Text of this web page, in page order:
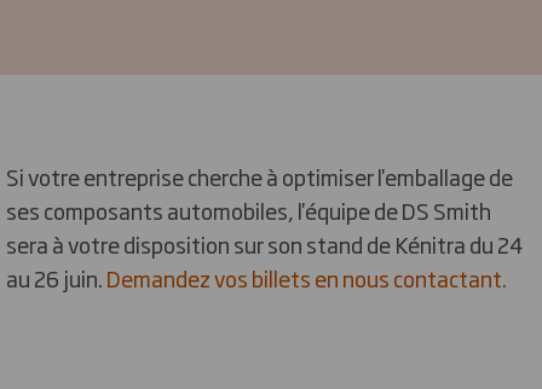
Si votre entreprise cherche à optimiser l'emballage de
ses composants automobiles, l'équipe de DS Smith
sera à votre disposition sur son stand de Kénitra du 24
au 26 juin.Demandez vos billets en nous contactant.